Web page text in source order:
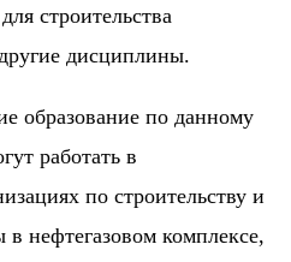
строительства
дисциплины.
образование по данному
работать в
по строительству и
нефтегазовом комплексе,